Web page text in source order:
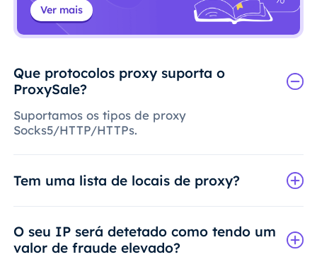
Ver mais
Que protocolos proxy suporta o
ProxySale?
Suportamos os tipos de proxy
Socks5/HTTP/HTTPs.
Tem uma lista de locais de proxy?
O seu IP será detetado como tendo um
valor de fraude elevado?